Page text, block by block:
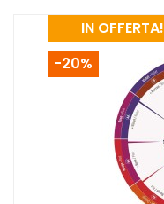
IN OFFERTA!
-20%